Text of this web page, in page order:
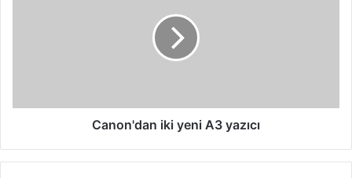
Canon'dan iki yeni A3 yazıcı